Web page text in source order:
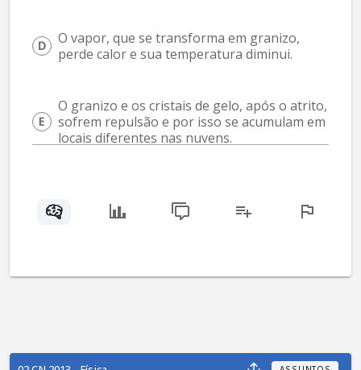
O vapor, que se transforma em granizo,
perde calor e sua temperatura diminui.
O granizo e os cristais de gelo, após o atrito,
sofrem repulsão e por isso se acumulam em
locais diferentes nas nuvens.